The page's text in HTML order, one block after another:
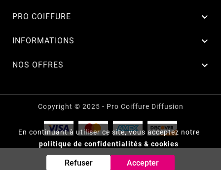
En continuant à utiliser ce site, vous acceptez notre
politique de confidentialités & cookies
Refuser Accepter
PRO COIFFURE 
INFORMATIONS 
NOS OFFRES 
Copyright © 2025 - Pro Coiffure Diffusion